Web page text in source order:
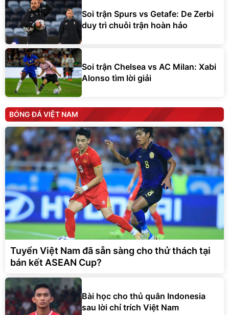
Soi trận Spurs vs Getafe: De Zerbi
duy trì chuỗi trận hoàn hảo
Soi trận Chelsea vs AC Milan: Xabi
Alonso tìm lời giải
BÓNG ĐÁ VIỆT NAM
Tuyển Việt Nam đã sẵn sàng cho thử thách tại
bán kết ASEAN Cup?
Bài học cho thủ quân Indonesia
sau lời chỉ trích Việt Nam